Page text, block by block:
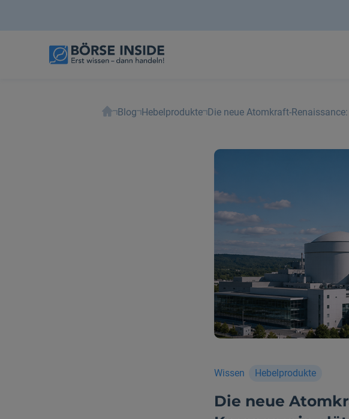
Blog Hebelprodukte Die neue Atomkraft-
Wissen Hebelprodukte
Die neue